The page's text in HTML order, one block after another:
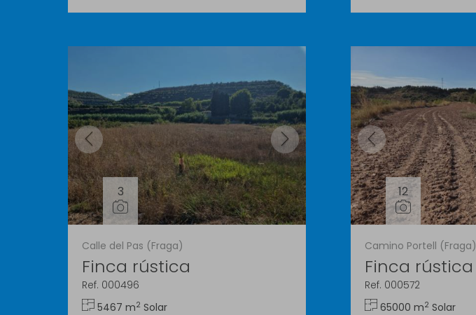
3
Calle del Pas (Fraga)
Finca rústica
Ref. 000496
5467 m2 Solar
12
Camino Portell (Fraga)
Finca rústica
Ref. 000572
65000 m2 Solar